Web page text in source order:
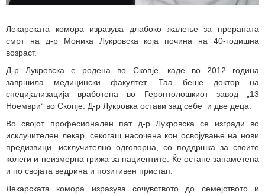
Лекарската комора изразува длабоко жалење за прераната
смрт на д-р Моника Лукровска која почина на 40-годишна
возраст.
Д-р Лукровска е родена во Скопје, каде во 2012 година
завршила медицински факултет. Таа беше доктор на
специјализација вработена во Геронтолошкиот завод „13
Ноември“ во Скопје. Д-р Лукровка остави зад себе и две деца.
Во својот професионален пат д-р Лукровска се изгради во
исклучителен лекар, секогаш насочена кон освојување на нови
предизвици, исклучително одговорна, со поддршка за своите
колеги и неизмерна грижа за пациентите. Ќе остане запаметена
и по својата ведрина и позитивен пристап.
Лекарската комора изразува сочувството до семејството и